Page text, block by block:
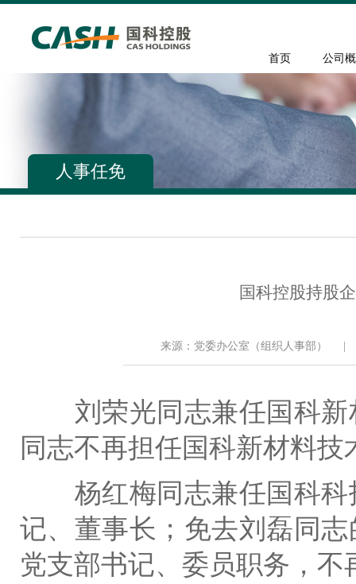
首页 公司
人事任免
国科控股持股
来源：党委办公室（组织人事部）
刘荣光同志兼任国科新
同志不再担任国科新材料
杨红梅同志兼任国科科
记、董事长；免去刘磊同
党支部书记、委员职务，